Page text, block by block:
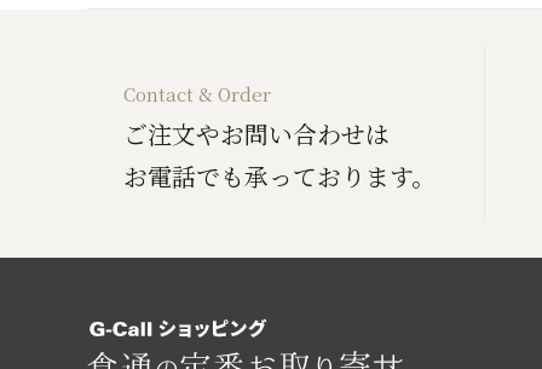
Contact & Order
ご注文やお問い合わせは
お電話でも承っております。